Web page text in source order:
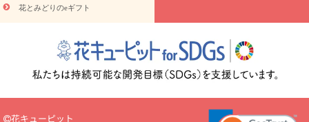
やみ・10000円～
365日の誕生花カレンダー
開店・開業祝
お祝いを贈るときのマナー・
花キューピットのお祝いコラム一覧
誕生日のお花を「色
彩心理学」で選ぶ方法
結婚祝いの予算相場
出産祝いお役立ち情
転職祝いのマナー基礎知識
ペットのお祝いワンポイントアド
バイス
スタンド花（フラスタ）のマナー
お見舞いのマナーとル
お祝い花のマナー総まとめ
花とみどりのeギフト
花キューピット